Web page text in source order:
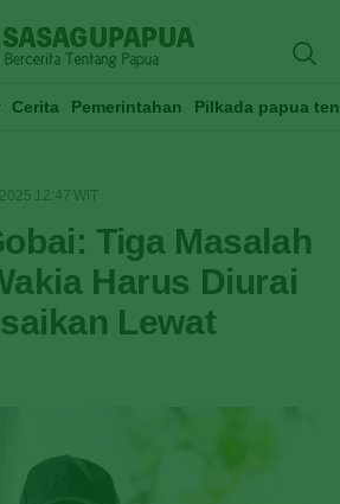
Cerita Pemerintahan Pilkada papua
2025 12:47 WIT
Tiga Masalah
Harus Diurai
Lewat